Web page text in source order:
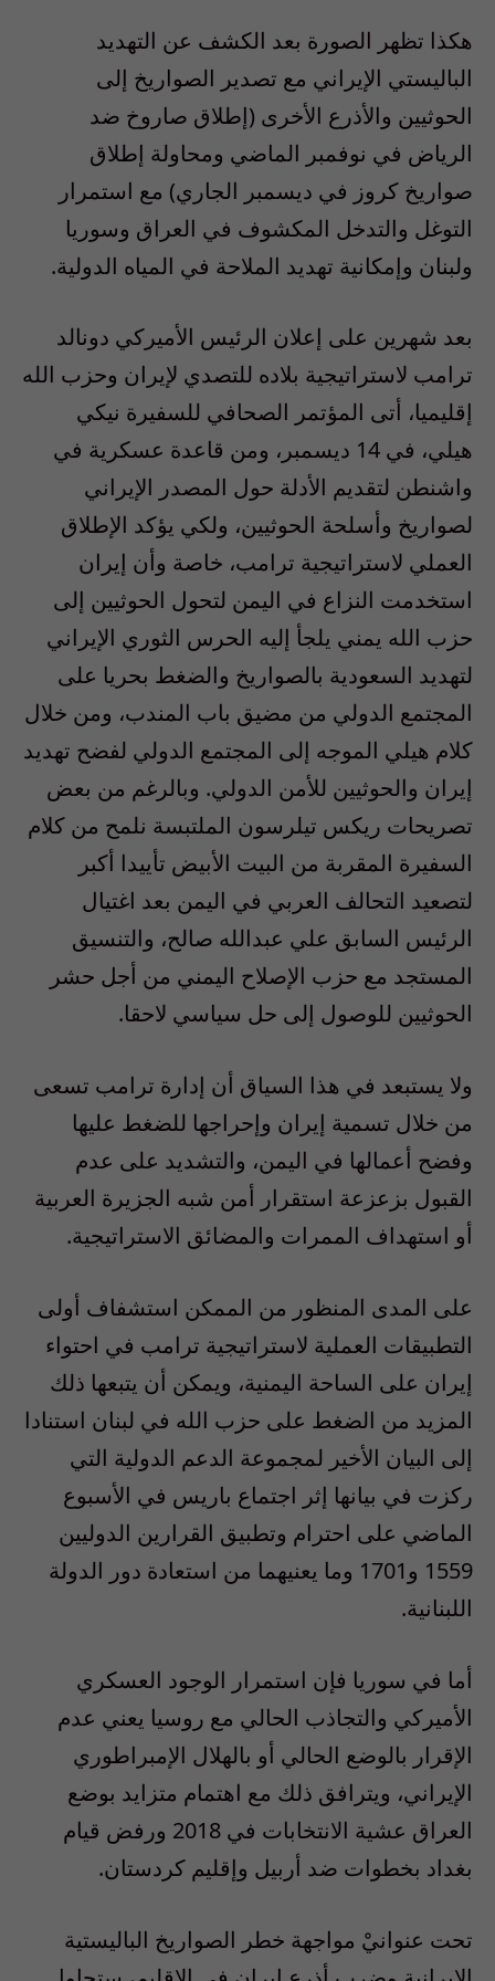
هكذا تظهر الصورة بعد الكشف عن التهديد
الباليستي الإيراني مع تصدير الصواريخ إلى
الحوثيين والأذرع الأخرى (إطلاق صاروخ ضد
الرياض في نوفمبر الماضي ومحاولة إطلاق
صواريخ كروز في ديسمبر الجاري) مع استمرار
التوغل والتدخل المكشوف في العراق وسوريا
ولبنان وإمكانية تهديد الملاحة في المياه الدولية.
بعد شهرين على إعلان الرئيس الأميركي دونالد
ترامب لاستراتيجية بلاده للتصدي لإيران وحزب الله
إقليميا، أتى المؤتمر الصحافي للسفيرة نيكي
هيلي، في 14 ديسمبر، ومن قاعدة عسكرية في
واشنطن لتقديم الأدلة حول المصدر الإيراني
لصواريخ وأسلحة الحوثيين، ولكي يؤكد الإطلاق
العملي لاستراتيجية ترامب، خاصة وأن إيران
استخدمت النزاع في اليمن لتحول الحوثيين إلى
حزب الله يمني يلجأ إليه الحرس الثوري الإيراني
لتهديد السعودية بالصواريخ والضغط بحريا على
المجتمع الدولي من مضيق باب المندب، ومن خلال
كلام هيلي الموجه إلى المجتمع الدولي لفضح تهديد
إيران والحوثيين للأمن الدولي. وبالرغم من بعض
تصريحات ريكس تيلرسون الملتبسة نلمح من كلام
السفيرة المقربة من البيت الأبيض تأييدا أكبر
لتصعيد التحالف العربي في اليمن بعد اغتيال
الرئيس السابق علي عبدالله صالح، والتنسيق
المستجد مع حزب الإصلاح اليمني من أجل حشر
الحوثيين للوصول إلى حل سياسي لاحقا.
ولا يستبعد في هذا السياق أن إدارة ترامب تسعى
من خلال تسمية إيران وإحراجها للضغط عليها
وفضح أعمالها في اليمن، والتشديد على عدم
القبول بزعزعة استقرار أمن شبه الجزيرة العربية
أو استهداف الممرات والمضائق الاستراتيجية.
على المدى المنظور من الممكن استشفاف أولى
التطبيقات العملية لاستراتيجية ترامب في احتواء
إيران على الساحة اليمنية، ويمكن أن يتبعها ذلك
المزيد من الضغط على حزب الله في لبنان استنادا
إلى البيان الأخير لمجموعة الدعم الدولية التي
ركزت في بيانها إثر اجتماع باريس في الأسبوع
الماضي على احترام وتطبيق القرارين الدوليين
1559 و1701 وما يعنيهما من استعادة دور الدولة
اللبنانية.
أما في سوريا فإن استمرار الوجود العسكري
الأميركي والتجاذب الحالي مع روسيا يعني عدم
الإقرار بالوضع الحالي أو بالهلال الإمبراطوري
الإيراني، ويترافق ذلك مع اهتمام متزايد بوضع
العراق عشية الانتخابات في 2018 ورفض قيام
بغداد بخطوات ضد أربيل وإقليم كردستان.
تحت عنوانيْ مواجهة خطر الصواريخ الباليستية